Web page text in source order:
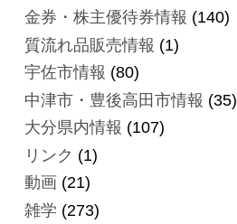
金券・株主優待券情報 (140)
質流れ品販売情報 (1)
宇佐市情報 (80)
中津市・豊後高田市情報 (35)
大分県内情報 (107)
リンク (1)
動画 (21)
雑学 (273)